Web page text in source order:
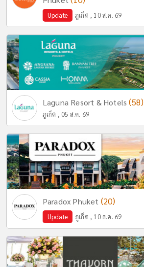
Update ภูเก็ต , 10 ส.ค. 69
Laguna Resort & Hotels(58)
ภูเก็ต , 05 ส.ค. 69
Paradox Phuket (20)
Update ภูเก็ต , 10 ส.ค. 69